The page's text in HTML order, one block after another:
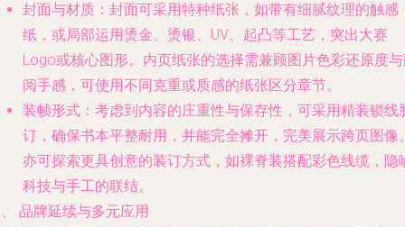
封面与材质 ：封面可采用特种纸张，如带有细腻纹理的触感
纸，或局部运用烫金、烫银、UV、起凸等工艺，突出大赛
Logo或核心图形。内页纸张的选择需兼顾图片色彩还原度
阅手感，可使用不同克重或质感的纸张区分章节。
装帧形式 ：考虑到内容的庄重性与保存性，可采用精装锁线
订，确保书本平整耐用，并能完全摊开，完美展示跨页图像
亦可探索更具创意的装订方式，如裸脊装搭配彩色线缆，隐
科技与手工的联结。
品牌延续与多元应用